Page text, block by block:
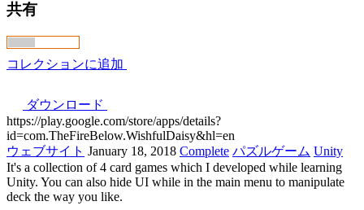
共有
コレクションに追加
ダウンロード
https://play.google.com/store/apps/details?
id=com.TheFireBelow.WishfulDaisy&hl=en
ウェブサイト January 18, 2018 Complete パズルゲーム Unity
It's a collection of 4 card games which I developed while learning
Unity. You can also hide UI while in the main menu to manipulate
deck the way you like.